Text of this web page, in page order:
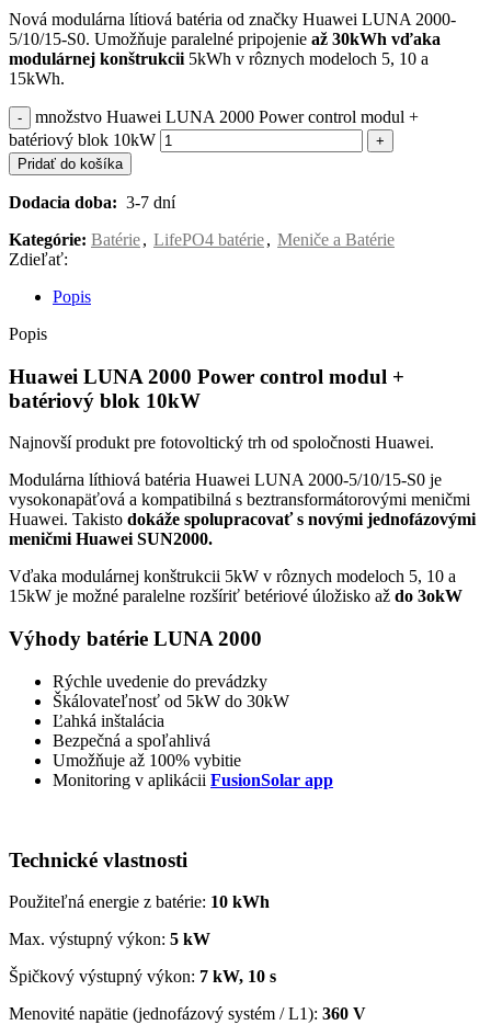
Nová modulárna lítiová batéria od značky Huawei LUNA 2000-
5/10/15-S0. Umožňuje paralelné pripojenie až 30kWh vďaka
modulárnej konštrukcii 5kWh v rôznych modeloch 5, 10 a
15kWh.
množstvo Huawei LUNA 2000 Power control modul +
batériový blok 10kW
Pridať do košíka
Dodacia doba: 3-7 dní
Kategórie: Batérie, LifePO4 batérie, Meniče a Batérie
Zdieľať:
Popis
Popis
Huawei LUNA 2000 Power control modul +
batériový blok 10kW
Najnovší produkt pre fotovoltický trh od spoločnosti Huawei.
Modulárna líthiová batéria Huawei LUNA 2000-5/10/15-S0 je
vysokonapäťová a kompatibilná s beztransformátorovými meničmi
Huawei. Takisto dokáže spolupracovať s novými jednofázovými
meničmi Huawei SUN2000.
Vďaka modulárnej konštrukcii 5kW v rôznych modeloch 5, 10 a
15kW je možné paralelne rozšíriť betériové úložisko až do 3okW
Výhody batérie LUNA 2000
Rýchle uvedenie do prevádzky
Škálovateľnosť od 5kW do 30kW
Ľahká inštalácia
Bezpečná a spoľahlivá
Umožňuje až 100% vybitie
Monitoring v aplikácii FusionSolar app
Technické vlastnosti
Použiteľná energie z batérie: 10 kWh
Max. výstupný výkon: 5 kW
Špičkový výstupný výkon: 7 kW, 10 s
Menovité napätie (jednofázový systém / L1): 360 V